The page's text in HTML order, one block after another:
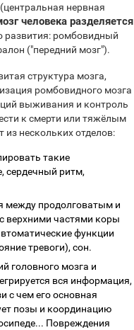
нервная
человека разделяется
развития: ромбовидный
("передний мозг").
структура мозга,
ромбовидного мозга
выживания и контроль
к смерти или тяжёлым
из нескольких отделов:
такие
сердечный ритм,
между продолговатым и
верхними частями коры
функции
тревоги), сон.
головного мозга и
вся информация,
с чем его основная
позы и координацию
Повреждения